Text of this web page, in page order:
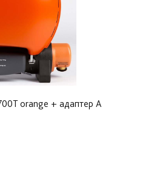
(диаметром 10 см).
со своей задачей
автопутешествий.
походов на катере,
orange + адаптер А